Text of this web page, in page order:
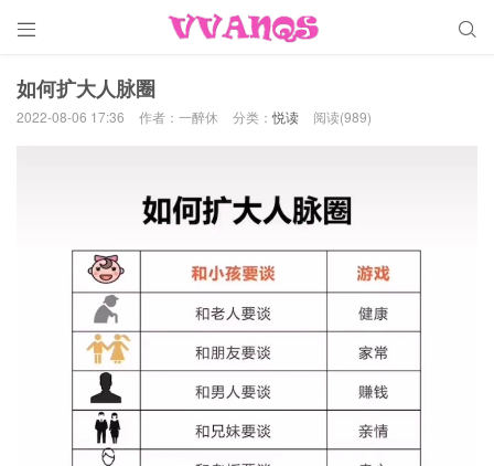
 
如何扩大人脉圈
2022-08-06 17:36 作者：一醉休 分类：悦读 阅读(989)